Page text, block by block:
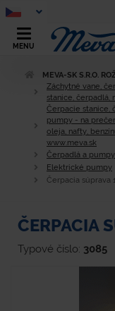
MENU
MEVA-SK S.R.O.
Záchytné vane,
stanice, čerpadlá,
Čerpacie stanice,
pumpy - na
oleja, nafty,
www.meva.sk
Čerpadlá a pumpy
Elektrické pumpy
Čerpacia súprava
ČERPACIA
Typové číslo: 3085